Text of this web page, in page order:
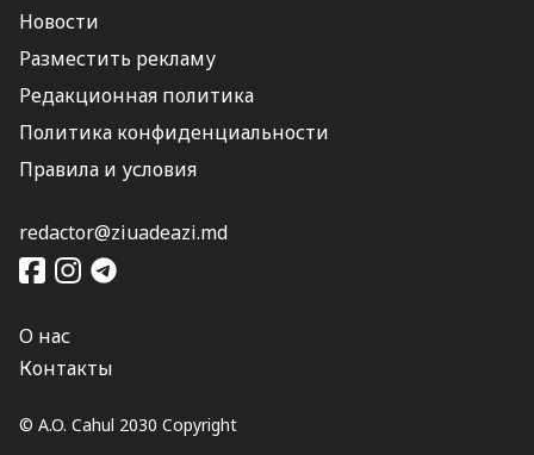
© A.O. Cahul 2030 Copyright
Новости
Разместить рекламу
Редакционная политика
Политика конфиденциальности
Правила и условия
redactor@ziuadeazi.md
О нас
Контакты